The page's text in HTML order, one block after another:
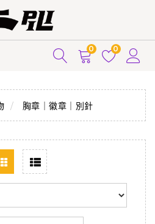
0 0
胸章｜徽章｜別針